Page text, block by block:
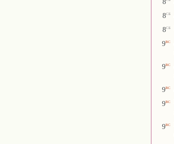
8
8сб
8сб
9вс
9вс
9вс
9вс
9вс